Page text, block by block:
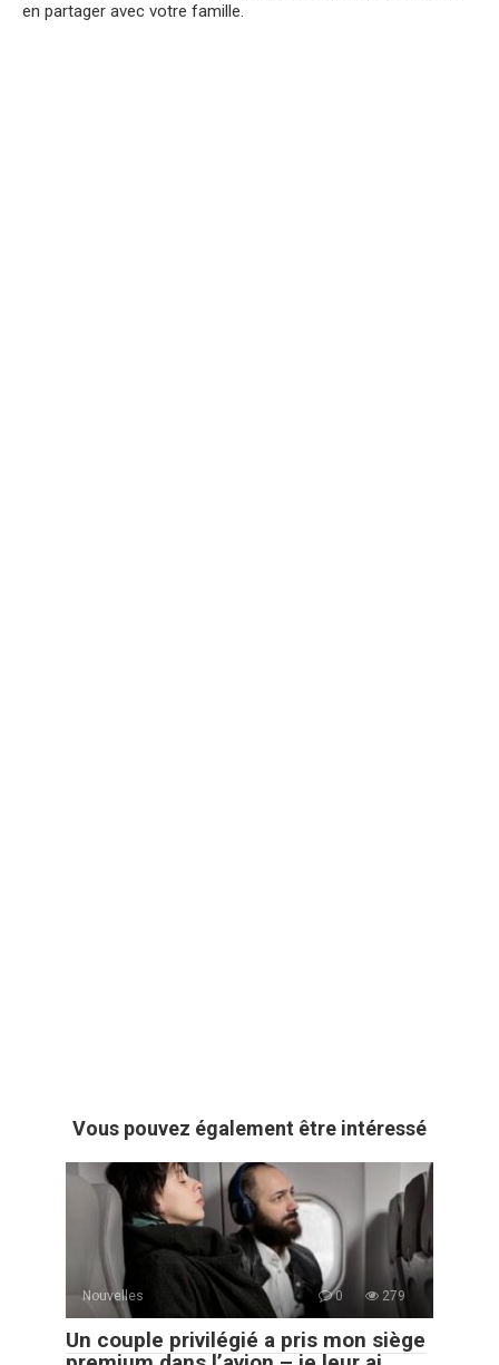
en partager avec votre famille.
Vous pouvez également être intéressé
Nouvelles 0 279
Un couple privilégié a pris mon siège